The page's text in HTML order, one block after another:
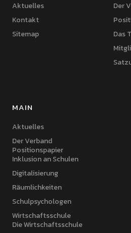
Aktuelles
Kontakt
Sitemap
Der
Das
MAIN
Aktuelles
Der Verband
Positionspapier
Inklusion an Schulen
Digitalisierung
Räumlichkeiten
Schulpsychologen
Wirtschaftsschule
Die Wirtschaftsschule